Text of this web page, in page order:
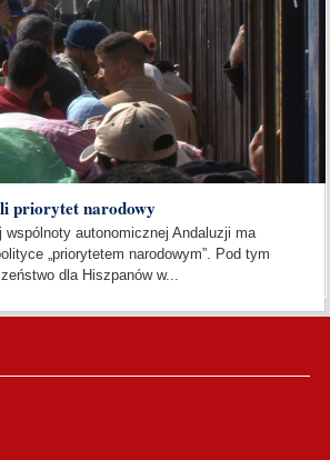
priorytet narodowy
wspólnoty autonomicznej Andaluzji ma
„priorytetem narodowym”. Pod tym
dla Hiszpanów w...